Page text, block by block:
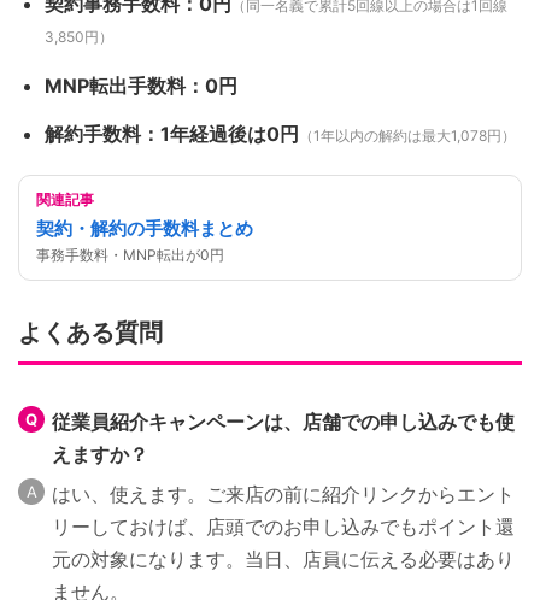
（同一名義で累計5回線以上の場合は1回線
3,850円）
MNP転出手数料：0円
解約手数料：1年経過後は0円
（1年以内の解約は最大1,078円）
関連記事
契約・解約の手数料まとめ
事務手数料・MNP転出が0円
よくある質問
従業員紹介キャンペーンは、店舗での申し込みでも使
えますか？
はい、使えます。ご来店の前に紹介リンクからエント
リーしておけば、店頭でのお申し込みでもポイント還
元の対象になります。当日、店員に伝える必要はあり
ません。